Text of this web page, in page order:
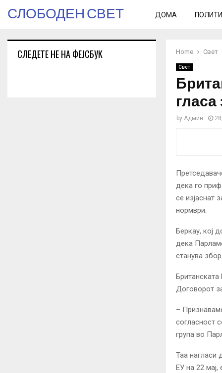
СЛОБОДЕН СВЕТ ДОМА
Home Свет
Свет
by Админ
дека го
се изјаснат
нормври.
Беркау, кој
дека
станува
Договорот
–
согласност
група во
Таа нагласи
ЕУ на 22
СЛЕДЕТЕ НЕ НА ФЕЈСБУК